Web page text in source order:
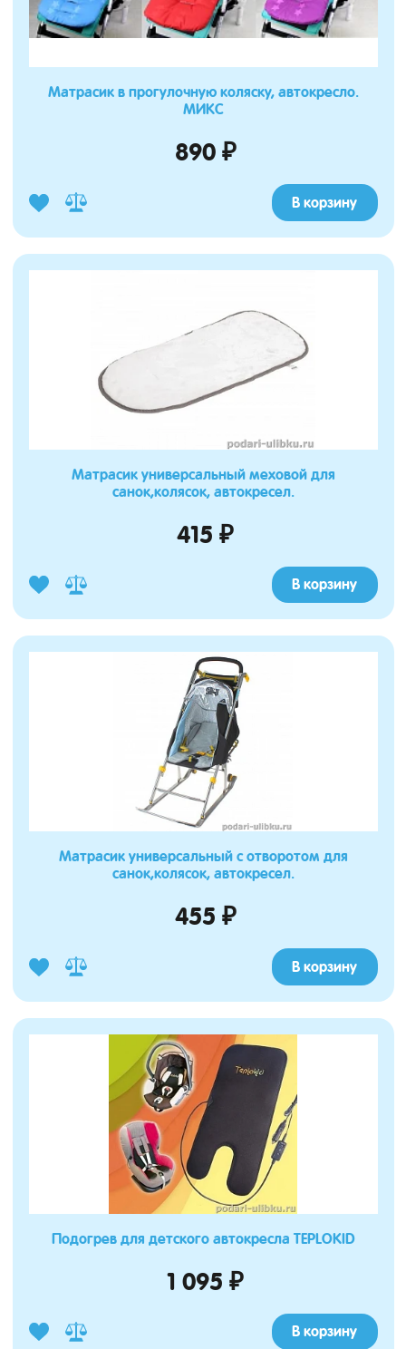
Матрасик в прогулочную коляску, автокресло.
МИКС
890 ₽
В корзину
Матрасик универсальный меховой для
санок,колясок, автокресел.
415 ₽
В корзину
Матрасик универсальный с отворотом для
санок,колясок, автокресел.
455 ₽
В корзину
Подогрев для детского автокресла TEPLOKID
1 095 ₽
В корзину